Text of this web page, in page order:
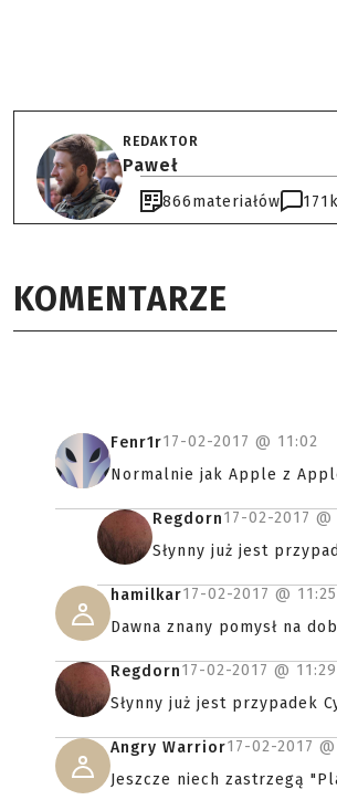
REDAKTOR
Paweł
866materiałów 171
KOMENTARZE
Fenr1r17-02-2017 @ 11:02
Normalnie jak Apple z
Regdorn17-02-2017 @
Słynny już jest
hamilkar17-02-2017 @ 11:25
Dawna znany pomysł na
Regdorn17-02-2017 @ 11:29
Słynny już jest przypadek
Angry Warrior17-02-2017 @
Jeszcze niech zastrzegą